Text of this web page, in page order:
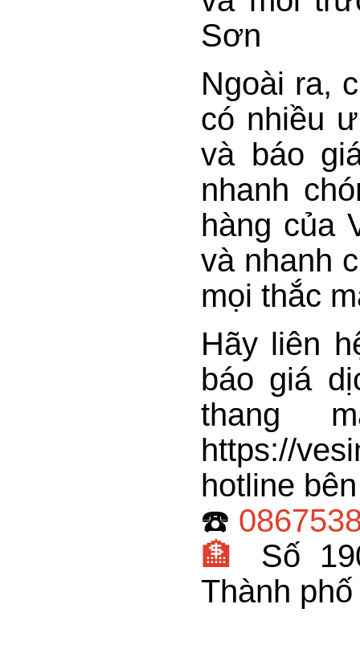
Sơn
Ngoài ra,
có nhiều
và báo
nhanh
hàng của
và nhanh
mọi thắc
Hãy liên
báo giá
thang
https://
hotline
☎️
🏦 Số
Thành